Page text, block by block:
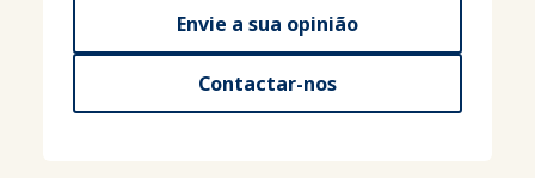
Envie a sua opinião
Contactar-nos